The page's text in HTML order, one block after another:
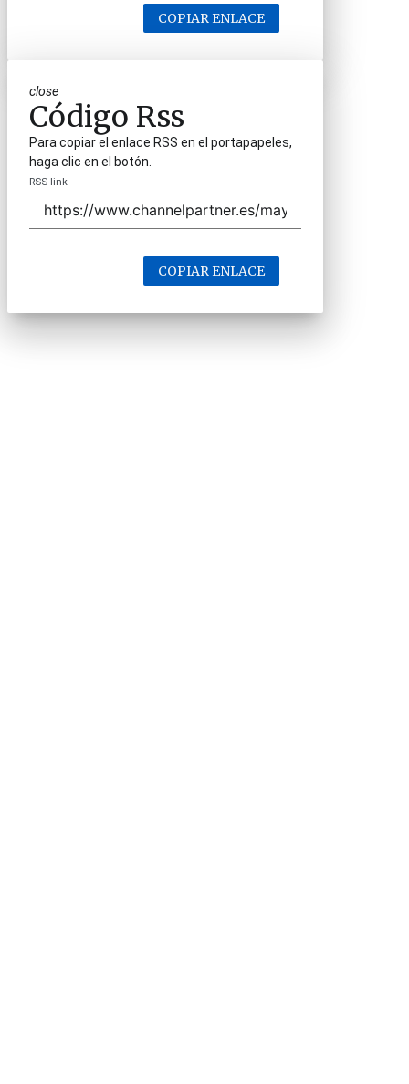
COPIAR ENLACE
close
Código Rss
Para copiar el enlace RSS en el portapapeles,
haga clic en el botón.
RSS link
COPIAR ENLACE